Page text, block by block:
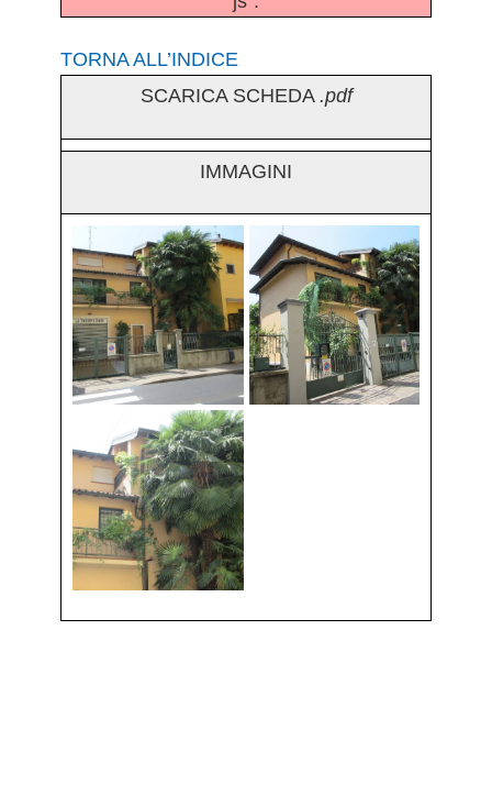
TORNA ALL’INDICE
SCARICA SCHEDA .pdf
IMMAGINI